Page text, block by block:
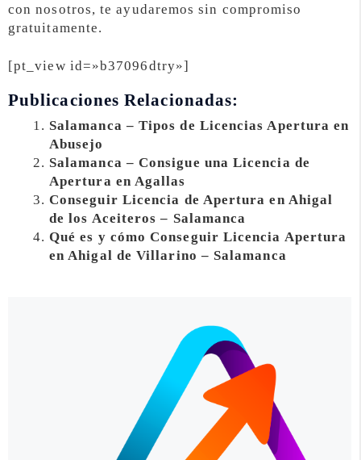
con nosotros, te ayudaremos sin compromiso
gratuitamente.
[pt_view id=»b37096dtry»]
Publicaciones Relacionadas:
Salamanca – Tipos de Licencias Apertura en
Abusejo
Salamanca – Consigue una Licencia de
Apertura en Agallas
Conseguir Licencia de Apertura en Ahigal
de los Aceiteros – Salamanca
Qué es y cómo Conseguir Licencia Apertura
en Ahigal de Villarino – Salamanca